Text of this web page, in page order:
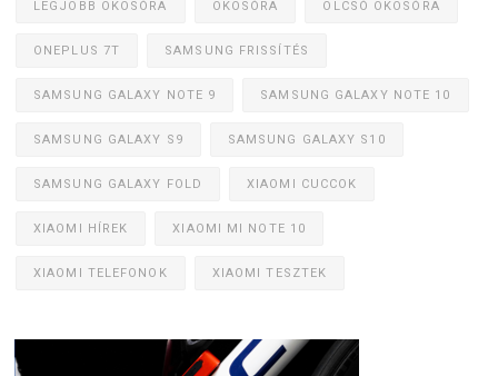
LEGJOBB OKOSÓRA OKOSÓRA OLCSÓ OKOSÓRA
ONEPLUS 7T SAMSUNG FRISSÍTÉS
SAMSUNG GALAXY NOTE 9 SAMSUNG GALAXY NOTE 10
SAMSUNG GALAXY S9 SAMSUNG GALAXY S10
SAMSUNG GALAXY FOLD XIAOMI CUCCOK
XIAOMI HÍREK XIAOMI MI NOTE 10
XIAOMI TELEFONOK XIAOMI TESZTEK